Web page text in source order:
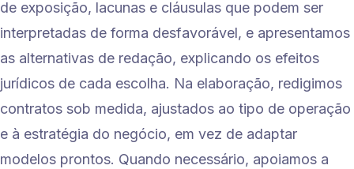
de exposição, lacunas e cláusulas que podem ser
interpretadas de forma desfavorável, e apresentamos
as alternativas de redação, explicando os efeitos
jurídicos de cada escolha. Na elaboração, redigimos
contratos sob medida, ajustados ao tipo de operação
e à estratégia do negócio, em vez de adaptar
modelos prontos. Quando necessário, apoiamos a